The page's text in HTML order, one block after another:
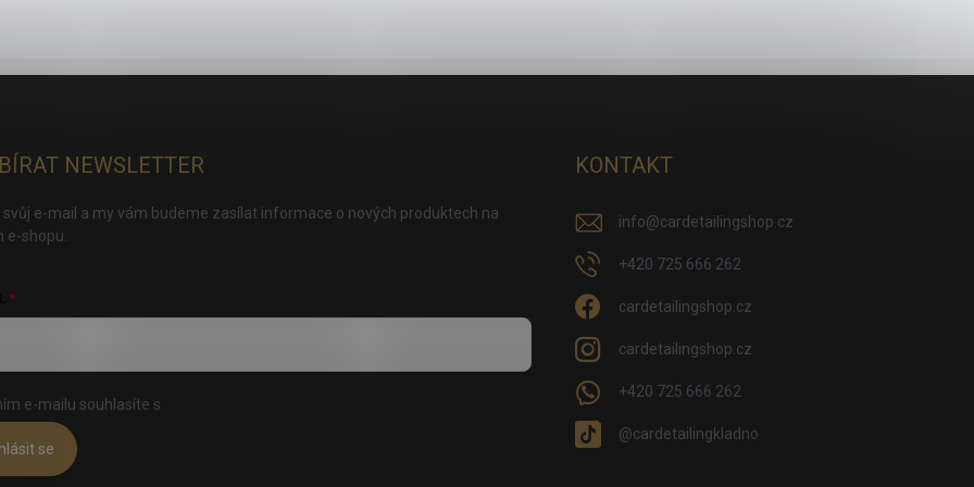
NEWSLETTER
svůj e-mail a my vám budeme zasílat informace o nových produktech na
e-shopu.
e-mailu souhlasíte s
se
KONTAKT
info@cardetailingshop.cz
+420 725 666 262
cardetailingshop.cz
cardetailingshop.cz
+420 725 666 262
@cardetailingkladno